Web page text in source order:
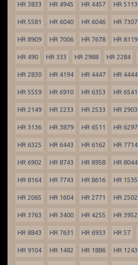
HR 3833 HR 4945 HR 4457 HR 5113
HR 5581 HR 6040 HR 6046 HR 7307
HR 8909 HR 7006 HR 7678 HR 8119
HR 490 HR 333 HR 2988 HR 2284
HR 2830 HR 4194 HR 4447 HR 4444
HR 5559 HR 6910 HR 6353 HR 6541
HR 2149 HR 2233 HR 2533 HR 2903
HR 3136 HR 3879 HR 6511 HR 6297
HR 6325 HR 6443 HR 6162 HR 7714
HR 6902 HR 8743 HR 8958 HR 8044
HR 8164 HR 7743 HR 8616 HR 1535
HR 2065 HR 1604 HR 2771 HR 2502
HR 3763 HR 3400 HR 4255 HR 3952
HR 8843 HR 7631 HR 6933 HR 57
HR 9104 HR 1482 HR 1886 HR 1243